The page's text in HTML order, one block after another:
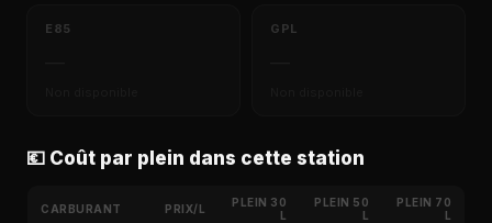
E85 GPL
💶 Coût par plein dans cette station
CARBURANT PRIX/L
PLEIN 30
L
PLEIN 50
L
PLEIN 70
L